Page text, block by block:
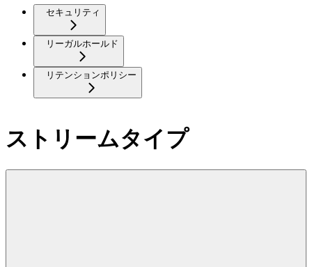
セキュリティ
リーガルホールド
リテンションポリシー
ストリームタイプ